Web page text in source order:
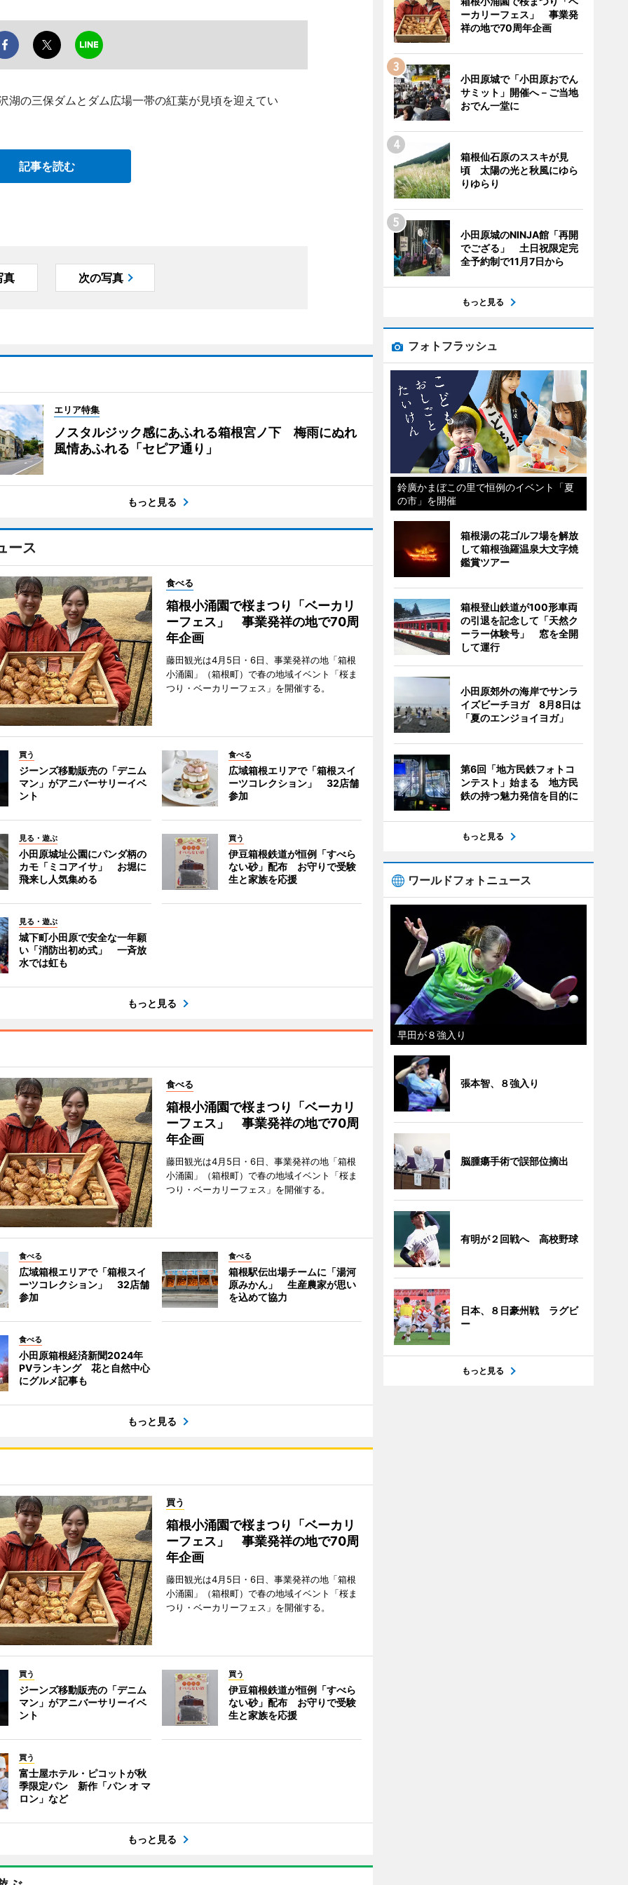
湖の三保ダムとダム広場一帯の紅葉が見頃を迎えてい
記事を読む
真 次の写真
エリア特集
ノスタルジック感にあふれる箱根宮ノ下 梅雨にぬれ
風情あふれる「セピア通り」
もっと見る
ース
食べる
箱根小涌園で桜まつり「ベーカリ
ーフェス」 事業発祥の地で70周
年企画
藤田観光は4月5日・6日、事業発祥の地「箱根
小涌園」（箱根町）で春の地域イベント「桜ま
つり・ベーカリーフェス」を開催する。
買う
ジーンズ移動販売の「デニム
マン」がアニバーサリーイベ
ント
食べる
広域箱根エリアで「箱根スイ
ーツコレクション」 32店舗
参加
見る・遊ぶ
小田原城址公園にパンダ柄の
カモ「ミコアイサ」 お堀に
飛来し人気集める
買う
伊豆箱根鉄道が恒例「すべら
ない砂」配布 お守りで受験
生と家族を応援
見る・遊ぶ
城下町小田原で安全な一年願
い「消防出初め式」 一斉放
水では虹も
もっと見る
食べる
箱根小涌園で桜まつり「ベーカリ
ーフェス」 事業発祥の地で70周
年企画
藤田観光は4月5日・6日、事業発祥の地「箱根
小涌園」（箱根町）で春の地域イベント「桜ま
つり・ベーカリーフェス」を開催する。
食べる
広域箱根エリアで「箱根スイ
ーツコレクション」 32店舗
参加
食べる
箱根駅伝出場チームに「湯河
原みかん」 生産農家が思い
を込めて協力
食べる
小田原箱根経済新聞2024年
PVランキング 花と自然中心
にグルメ記事も
もっと見る
買う
箱根小涌園で桜まつり「ベーカリ
ーフェス」 事業発祥の地で70周
年企画
藤田観光は4月5日・6日、事業発祥の地「箱根
小涌園」（箱根町）で春の地域イベント「桜ま
つり・ベーカリーフェス」を開催する。
買う
ジーンズ移動販売の「デニム
マン」がアニバーサリーイベ
ント
買う
伊豆箱根鉄道が恒例「すべら
ない砂」配布 お守りで受験
生と家族を応援
買う
富士屋ホテル・ピコットが秋
季限定パン 新作「パン オ マ
ロン」など
もっと見る
ーカリーフェス」 事業発
祥の地で70周年企画
小田原城で「小田原おでん
サミット」開催へ－ご当地
おでん一堂に
箱根仙石原のススキが見
頃 太陽の光と秋風にゆら
りゆらり
小田原城のNINJA館「再開
でござる」 土日祝限定完
全予約制で11月7日から
もっと見る
フォトフラッシュ
鈴廣かまぼこの里で恒例のイベント「夏
の市」を開催
箱根湯の花ゴルフ場を解放
して箱根強羅温泉大文字焼
鑑賞ツアー
箱根登山鉄道が100形車両
の引退を記念して「天然ク
ーラー体験号」 窓を全開
して運行
小田原郊外の海岸でサンラ
イズビーチヨガ 8月8日は
「夏のエンジョイヨガ」
第6回「地方民鉄フォトコ
ンテスト」始まる 地方民
鉄の持つ魅力発信を目的に
もっと見る
ワールドフォトニュース
早田が８強入り
張本智、８強入り
脳腫瘍手術で誤部位摘出
有明が２回戦へ 高校野球
日本、８日豪州戦 ラグビ
ー
もっと見る